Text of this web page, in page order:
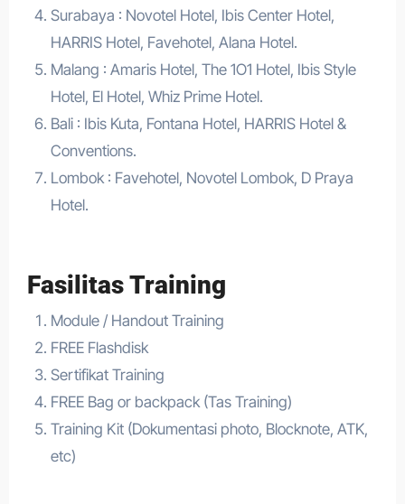
Surabaya : Novotel Hotel, Ibis Center Hotel,
HARRIS Hotel, Favehotel, Alana Hotel.
Malang : Amaris Hotel, The 1O1 Hotel, Ibis Style
Hotel, El Hotel, Whiz Prime Hotel.
Bali : Ibis Kuta, Fontana Hotel, HARRIS Hotel &
Conventions.
Lombok : Favehotel, Novotel Lombok, D Praya
Hotel.
Fasilitas Training
Module / Handout Training
FREE Flashdisk
Sertifikat Training
FREE Bag or backpack (Tas Training)
Training Kit (Dokumentasi photo, Blocknote, ATK,
etc)